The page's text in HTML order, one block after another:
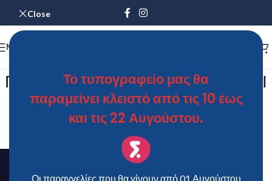
Close
Το τυπογραφείο μας θα
παραμείνει κλειστό από τις 10 έως
και τις 22 Αυγούστου.
Οι παραγγελίες που θα γίνουν από 01 Αυγούστου
MENU
Προσκλητήριο Bάπτισης ΕΛΑΦΑΚΙ
για κορίτσι
ΘΩΜΑΣOn 2 Φεβρουαρίου 2019